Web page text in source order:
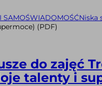
SAMOŚWIADOMOŚĆNiska
(PDF)
do zajęć
talenty i